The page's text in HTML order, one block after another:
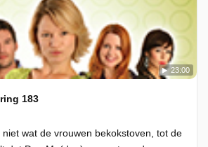
23:00
183
wat de vrouwen bekokstoven, tot de